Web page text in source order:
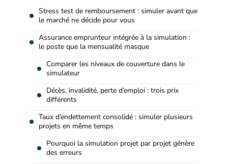
Stress test de remboursement : simuler avant que
le marché ne décide pour vous
Assurance emprunteur intégrée à la simulation :
le poste que la mensualité masque
Comparer les niveaux de couverture dans le
simulateur
Décès, invalidité, perte d’emploi : trois prix
différents
Taux d’endettement consolidé : simuler plusieurs
projets en même temps
Pourquoi la simulation projet par projet génère
des erreurs